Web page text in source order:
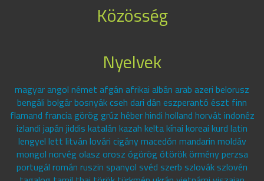
Közösség
Nyelvek
magyar angol német afgán afrikai albán arab azeri belorusz
bengáli bolgár bosnyák cseh dari dán eszperantó észt finn
flamand francia görög grúz héber hindi holland horvát indonéz
izlandi japán jiddis katalán kazah kelta kínai koreai kurd latin
lengyel lett litván lovári cigány macedón mandarin moldáv
mongol norvég olasz orosz ógörög ótörök örmény perzsa
portugál román ruszin spanyol svéd szerb szlovák szlovén